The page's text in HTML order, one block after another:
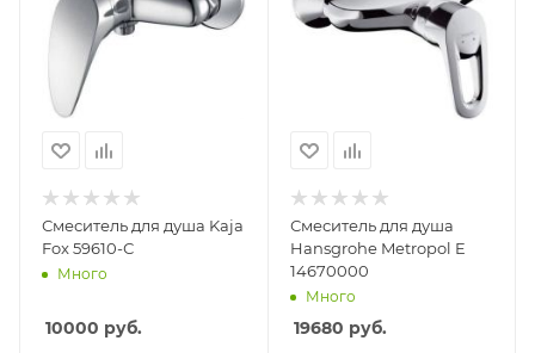
Смеситель для душа Kaja
Fox 59610-С
Много
10000 руб.
Смеситель для душа
Hansgrohe Metropol E
14670000
Много
19680 руб.